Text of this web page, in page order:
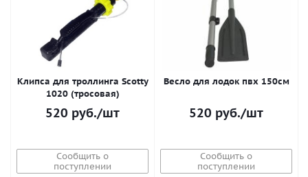
Клипса для троллинга Scotty
1020 (тросовая)
520 руб./шт
Сообщить о
поступлении
Весло для лодок пвх 150см
520 руб./шт
Сообщить о
поступлении